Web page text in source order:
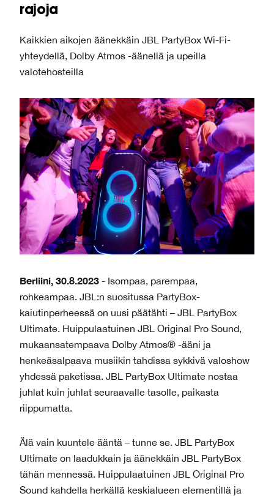
rajoja
Kaikkien aikojen äänekkäin JBL PartyBox Wi-Fi-
yhteydellä, Dolby Atmos -äänellä ja upeilla
valotehosteilla
Berliini, 30.8.2023 - Isompaa, parempaa,
rohkeampaa. JBL:n suositussa PartyBox-
kaiutinperheessä on uusi päätähti – JBL PartyBox
Ultimate. Huippulaatuinen JBL Original Pro Sound,
mukaansatempaava Dolby Atmos® -ääni ja
henkeäsalpaava musiikin tahdissa sykkivä valoshow
yhdessä paketissa. JBL PartyBox Ultimate nostaa
juhlat kuin juhlat seuraavalle tasolle, paikasta
riippumatta.
Älä vain kuuntele ääntä – tunne se. JBL PartyBox
Ultimate on laadukkain ja äänekkäin JBL PartyBox
tähän mennessä. Huippulaatuinen JBL Original Pro
Sound kahdella herkällä keskialueen elementillä ja